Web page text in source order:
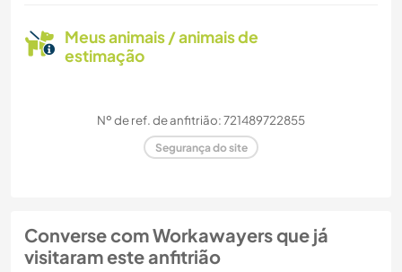
Meus animais / animais de
estimação
Nº de ref. de anfitrião: 721489722855
Segurança do site
Converse com Workawayers que já
visitaram este anfitrião